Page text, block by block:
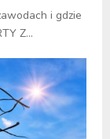
i gdzie
Z...